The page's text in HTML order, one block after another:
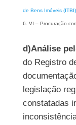
de Bens Imóveis
VI – Procuração
d)Análise
do Registro
legislação
constatadas